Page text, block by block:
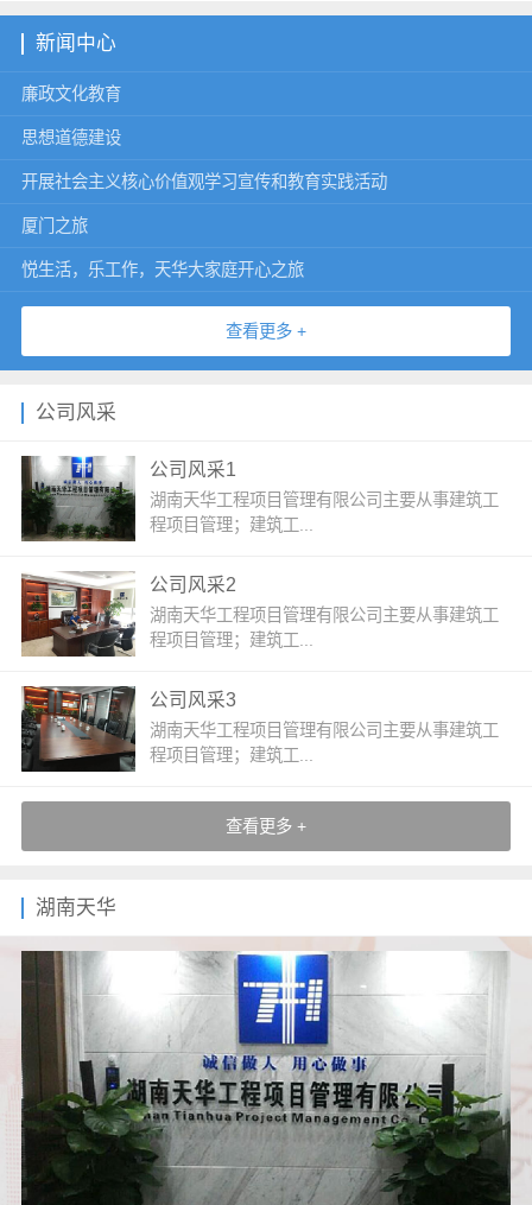
新闻中心
廉政文化教育
思想道德建设
开展社会主义核心价值观学习宣传和教育实践活动
厦门之旅
悦生活，乐工作，天华大家庭开心之旅
查看更多 +
公司风采
公司风采1
湖南天华工程项目管理有限公司主要从事建筑工
程项目管理；建筑工...
公司风采2
湖南天华工程项目管理有限公司主要从事建筑工
程项目管理；建筑工...
公司风采3
湖南天华工程项目管理有限公司主要从事建筑工
程项目管理；建筑工...
查看更多 +
湖南天华